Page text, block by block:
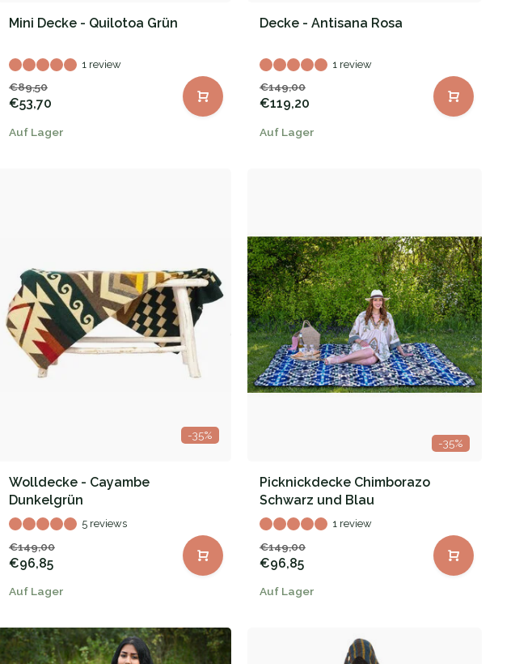
Mini Decke - Quilotoa Grün
1 review
€89,50
€53,70
Auf Lager
Decke - Antisana Rosa
1 review
€149,00
€119,20
Auf Lager
-35%
Wolldecke - Cayambe
Dunkelgrün
5 reviews
€149,00
€96,85
Auf Lager
-35%
Picknickdecke Chimborazo
Schwarz und Blau
1 review
€149,00
€96,85
Auf Lager